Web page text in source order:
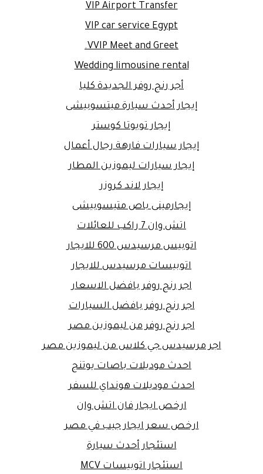
VIP Airport Transfer
VIP car service Egypt
VVIP Meet and Greet.
Wedding limousine rental
أجر رنج روفر الجديدة كليا
إيجار أحدث سيارة ميتسوبيشى
إيجار تويوتا كوستر
إيجار سيارات فارهة رجال أعمال
إيجار سيارات ليموزين المطار
إيجار لاند كروزر
إيجارمينى باص متيسوبيشى
اتش وان 7 راكب للعائلات
اتوبيس مرسيدس 600 للايجار
اتوبيسات مرسيدس للايجار
اجر رنج روفر بافضل الاسعار
اجر رنج روفر بافضل السيارات
اجر رنج روفر من ليموزين مصر
اجر مرسيدس جي كلاس من ليموزين مصر
احدث موديلات باصات يوتنج
احدث موديلات هونداي للسفر
ارخص ايجار فان اتش وان
ارخص سعر ايجار جيب في مصر
استئجار أحدث سيارة
استئجار اتوبيسات MCV